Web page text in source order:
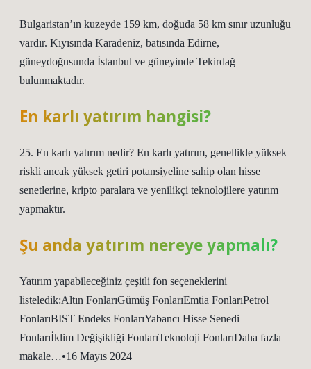
Bulgaristan’ın kuzeyde 159 km, doğuda 58 km sınır uzunluğu
vardır. Kıyısında Karadeniz, batısında Edirne,
güneydoğusunda İstanbul ve güneyinde Tekirdağ
bulunmaktadır.
En karlı yatırım hangisi?
25. En karlı yatırım nedir? En karlı yatırım, genellikle yüksek
riskli ancak yüksek getiri potansiyeline sahip olan hisse
senetlerine, kripto paralara ve yenilikçi teknolojilere yatırım
yapmaktır.
Şu anda yatırım nereye yapmalı?
Yatırım yapabileceğiniz çeşitli fon seçeneklerini
listeledik:Altın FonlarıGümüş FonlarıEmtia FonlarıPetrol
FonlarıBIST Endeks FonlarıYabancı Hisse Senedi
Fonlarıİklim Değişikliği FonlarıTeknoloji FonlarıDaha fazla
makale…•16 Mayıs 2024